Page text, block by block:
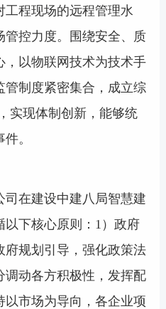
工程现场的远程管理水
管控力度。围绕安全、质
，以物联网技术为技术手
制度紧密集合，成立综
实现体制创新，能够统
。
司在建设中建八局智慧建
下核心原则：1）政府
府规划引导，强化政策法
调动各方积极性，发挥配
市场为导向，各企业项